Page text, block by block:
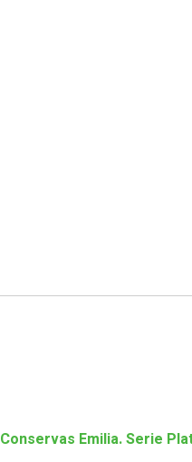
Conservas Emilia. Serie